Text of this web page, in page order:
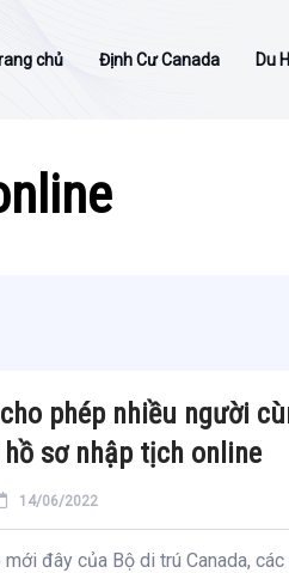
chủ Định Cư Canada Du
phép nhiều người
sơ nhập tịch online
14/06/2022
đây của Bộ di trú Canada,